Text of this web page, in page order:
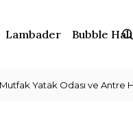
Lambader Bubble Halı
Yatak Odası ve Antre